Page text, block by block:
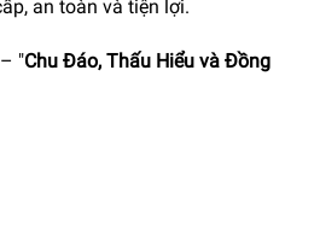
giữ nhiệt tốt, giúp cho thức ăn
bằng
an toàn và tiện lợi.
"Chu Đáo, Thấu Hiểu và Đồng